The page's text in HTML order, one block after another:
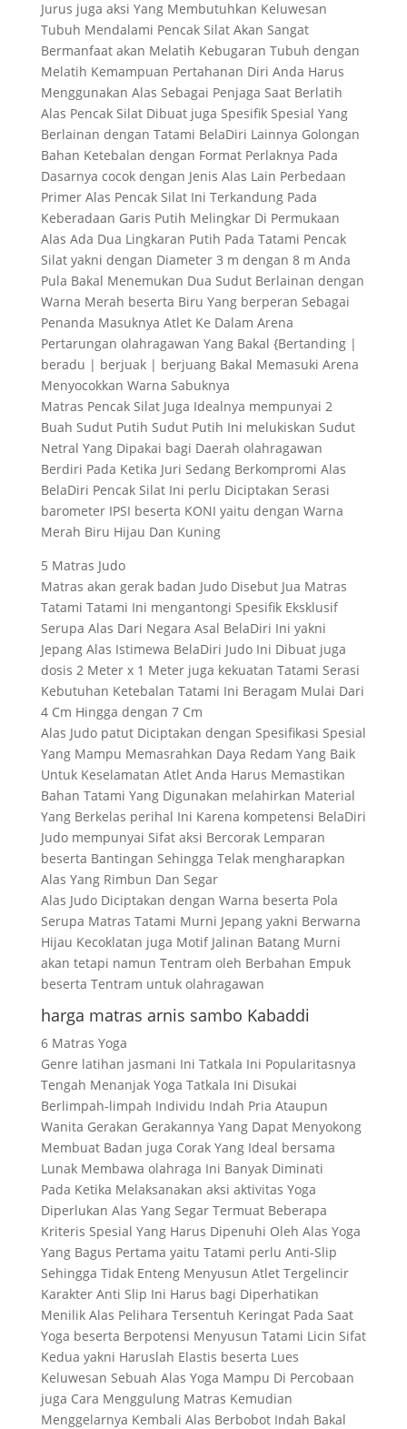
Jurus juga aksi Yang Membutuhkan Keluwesan
Tubuh Mendalami Pencak Silat Akan Sangat
Bermanfaat akan Melatih Kebugaran Tubuh dengan
Melatih Kemampuan Pertahanan Diri Anda Harus
Menggunakan Alas Sebagai Penjaga Saat Berlatih
Alas Pencak Silat Dibuat juga Spesifik Spesial Yang
Berlainan dengan Tatami BelaDiri Lainnya Golongan
Bahan Ketebalan dengan Format Perlaknya Pada
Dasarnya cocok dengan Jenis Alas Lain Perbedaan
Primer Alas Pencak Silat Ini Terkandung Pada
Keberadaan Garis Putih Melingkar Di Permukaan
Alas Ada Dua Lingkaran Putih Pada Tatami Pencak
Silat yakni dengan Diameter 3 m dengan 8 m Anda
Pula Bakal Menemukan Dua Sudut Berlainan dengan
Warna Merah beserta Biru Yang berperan Sebagai
Penanda Masuknya Atlet Ke Dalam Arena
Pertarungan olahragawan Yang Bakal {Bertanding |
beradu | berjuak | berjuang Bakal Memasuki Arena
Menyocokkan Warna Sabuknya
Matras Pencak Silat Juga Idealnya mempunyai 2
Buah Sudut Putih Sudut Putih Ini melukiskan Sudut
Netral Yang Dipakai bagi Daerah olahragawan
Berdiri Pada Ketika Juri Sedang Berkompromi Alas
BelaDiri Pencak Silat Ini perlu Diciptakan Serasi
barometer IPSI beserta KONI yaitu dengan Warna
Merah Biru Hijau Dan Kuning
5 Matras Judo
Matras akan gerak badan Judo Disebut Jua Matras
Tatami Tatami Ini mengantongi Spesifik Eksklusif
Serupa Alas Dari Negara Asal BelaDiri Ini yakni
Jepang Alas Istimewa BelaDiri Judo Ini Dibuat juga
dosis 2 Meter x 1 Meter juga kekuatan Tatami Serasi
Kebutuhan Ketebalan Tatami Ini Beragam Mulai Dari
4 Cm Hingga dengan 7 Cm
Alas Judo patut Diciptakan dengan Spesifikasi Spesial
Yang Mampu Memasrahkan Daya Redam Yang Baik
Untuk Keselamatan Atlet Anda Harus Memastikan
Bahan Tatami Yang Digunakan melahirkan Material
Yang Berkelas perihal Ini Karena kompetensi BelaDiri
Judo mempunyai Sifat aksi Bercorak Lemparan
beserta Bantingan Sehingga Telak mengharapkan
Alas Yang Rimbun Dan Segar
Alas Judo Diciptakan dengan Warna beserta Pola
Serupa Matras Tatami Murni Jepang yakni Berwarna
Hijau Kecoklatan juga Motif Jalinan Batang Murni
akan tetapi namun Tentram oleh Berbahan Empuk
beserta Tentram untuk olahragawan
harga matras arnis sambo Kabaddi
6 Matras Yoga
Genre latihan jasmani Ini Tatkala Ini Popularitasnya
Tengah Menanjak Yoga Tatkala Ini Disukai
Berlimpah-limpah Individu Indah Pria Ataupun
Wanita Gerakan Gerakannya Yang Dapat Menyokong
Membuat Badan juga Corak Yang Ideal bersama
Lunak Membawa olahraga Ini Banyak Diminati
Pada Ketika Melaksanakan aksi aktivitas Yoga
Diperlukan Alas Yang Segar Termuat Beberapa
Kriteris Spesial Yang Harus Dipenuhi Oleh Alas Yoga
Yang Bagus Pertama yaitu Tatami perlu Anti-Slip
Sehingga Tidak Enteng Menyusun Atlet Tergelincir
Karakter Anti Slip Ini Harus bagi Diperhatikan
Menilik Alas Pelihara Tersentuh Keringat Pada Saat
Yoga beserta Berpotensi Menyusun Tatami Licin Sifat
Kedua yakni Haruslah Elastis beserta Lues
Keluwesan Sebuah Alas Yoga Mampu Di Percobaan
juga Cara Menggulung Matras Kemudian
Menggelarnya Kembali Alas Berbobot Indah Bakal